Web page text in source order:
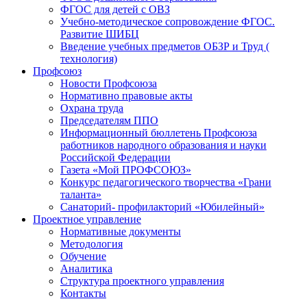
ФГОС для детей с ОВЗ
Учебно-методическое сопровождение ФГОС.
Развитие ШИБЦ
Введение учебных предметов ОБЗР и Труд (
технология)
Профсоюз
Новости Профсоюза
Нормативно правовые акты
Охрана труда
Председателям ППО
Информационный бюллетень Профсоюза
работников народного образования и науки
Российской Федерации
Газета «Мой ПРОФСОЮЗ»
Конкурс педагогического творчества «Грани
таланта»
Санаторий- профилакторий «Юбилейный»
Проектное управление
Нормативные документы
Методология
Обучение
Аналитика
Структура проектного управления
Контакты